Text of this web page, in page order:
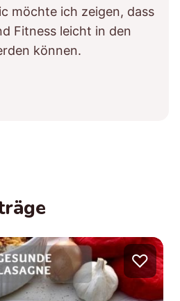
möchte ich zeigen, dass
Fitness leicht in den
können.
♡